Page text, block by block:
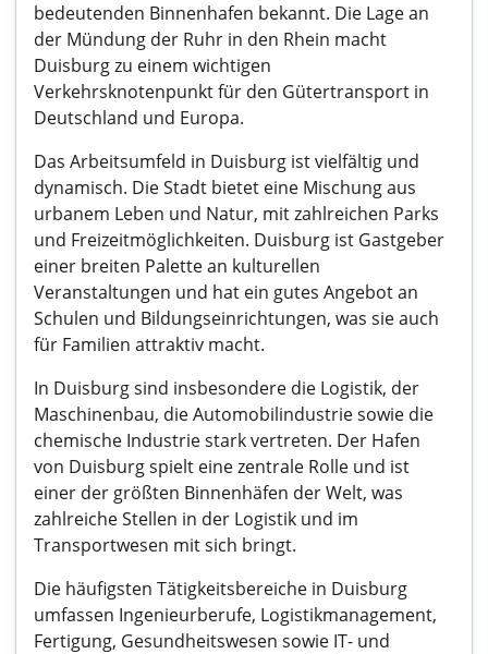
bedeutenden Binnenhafen bekannt. Die Lage an
der Mündung der Ruhr in den Rhein macht
Duisburg zu einem wichtigen
Verkehrsknotenpunkt für den Gütertransport in
Deutschland und Europa.
Das Arbeitsumfeld in Duisburg ist vielfältig und
dynamisch. Die Stadt bietet eine Mischung aus
urbanem Leben und Natur, mit zahlreichen Parks
und Freizeitmöglichkeiten. Duisburg ist Gastgeber
einer breiten Palette an kulturellen
Veranstaltungen und hat ein gutes Angebot an
Schulen und Bildungseinrichtungen, was sie auch
für Familien attraktiv macht.
In Duisburg sind insbesondere die Logistik, der
Maschinenbau, die Automobilindustrie sowie die
chemische Industrie stark vertreten. Der Hafen
von Duisburg spielt eine zentrale Rolle und ist
einer der größten Binnenhäfen der Welt, was
zahlreiche Stellen in der Logistik und im
Transportwesen mit sich bringt.
Die häufigsten Tätigkeitsbereiche in Duisburg
umfassen Ingenieurberufe, Logistikmanagement,
Fertigung, Gesundheitswesen sowie IT- und